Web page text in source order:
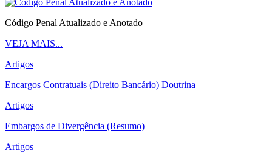
Código Penal Atualizado e Anotado
VEJA MAIS...
Artigos
Encargos Contratuais (Direito Bancário) Doutrina
Artigos
Embargos de Divergência (Resumo)
Artigos